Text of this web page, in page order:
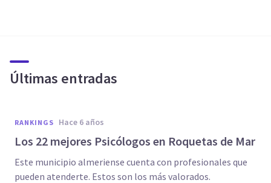
Últimas entradas
RANKINGS hace 6 años
Los 22 mejores Psicólogos en Roquetas de Mar
Este municipio almeriense cuenta con profesionales que
pueden atenderte. Estos son los más valorados.